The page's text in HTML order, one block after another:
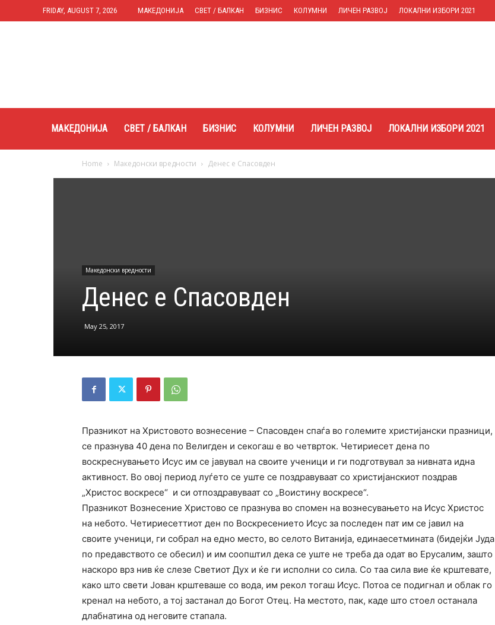
FRIDAY, AUGUST 7, 2026 МАКЕДОНИЈА СВЕТ / БАЛКАН БИЗНИС КОЛУМНИ ЛИЧЕН РАЗВОЈ ЛОКАЛНИ ИЗБОРИ 2021
МАКЕДОНИЈА СВЕТ / БАЛКАН БИЗНИС КОЛУМНИ ЛИЧЕН РАЗВОЈ ЛОКАЛНИ ИЗБОРИ 2021
Home Македонски вредности Денес е Спасовден
Македонски вредности
Денес е Спасовден
May 25, 2017
Празникот на Христовото вознесение – Спасовден спаѓа во големите христијански празници,
се празнува 40 дена по Велигден и секогаш е во четврток. Четириесет дена по
воскреснувањето Исус им се јавувал на своите ученици и ги подготвувал за нивната идна
активност. Во овој период луѓето се уште се поздравуваат со христијанскиот поздрав
„Христос воскресе“ и си отпоздравуваат со „Воистину воскресе“.
Празникот Вознесение Христово се празнува во спомен на вознесувањето на Исус Христос
на небото. Четириесеттиот ден по Воскресението Исус за последен пат им се јавил на
своите ученици, ги собрал на едно место, во селото Витанија, единаесетмината (бидејќи Јуда
по предавството се обесил) и им соопштил дека се уште не треба да одат во Ерусалим, зашто
наскоро врз нив ќе слезе Светиот Дух и ќе ги исполни со сила. Со таа сила вие ќе крштевате,
како што свети Јован крштеваше со вода, им рекол тогаш Исус. Потоа се подигнал и облак го
кренал на небото, а тој застанал до Богот Отец. На местото, пак, каде што стоел останала
длабнатина од неговите стапала.